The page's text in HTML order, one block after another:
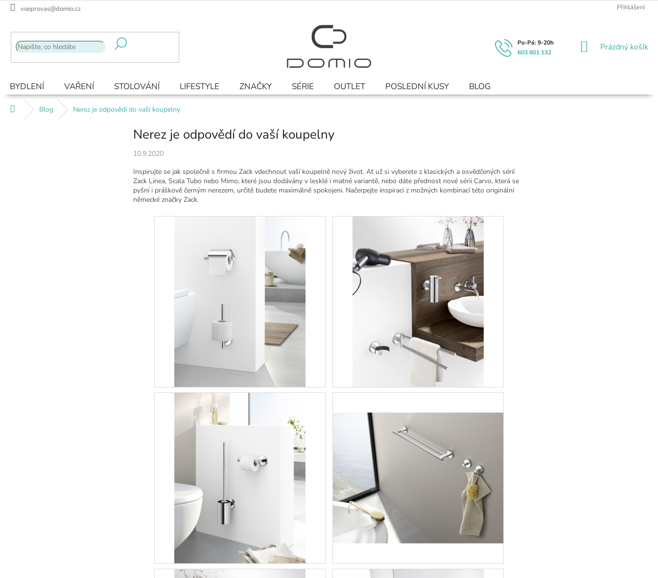
Přejít
vseprovas@domio.cz Přihlášení
603 801 132
NÁKUPNÍ
Prázdný košík
BYDLENÍ VAŘENÍ STOLOVÁNÍ LIFESTYLE ZNAČKY SÉRIE OUTLET POSLEDNÍ KUSY BLOG
Domů Blog Nerez je odpovědí do vaší koupelny
Nerez je odpovědí do vaší koupelny
10.9.2020
Inspirujte se jak společně s firmou Zack vdechnout vaší koupelně nový život. Ať už si vyberete z klasických a osvědčených sérií
Zack Linea, Scala Tubo nebo Mimo, které jsou dodávány v lesklé i matné variantě, nebo dáte přednost nové sérii Carvo, která se
pyšní i práškově černým nerezem, určitě budete maximálně spokojeni. Načerpejte inspiraci z možných kombinací této originální
německé značky Zack.